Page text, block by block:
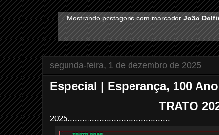
Mostrando postagens com marcadorJoão
segunda-feira, 1 de dezembro de 2025
Especial | Esperança, 100
TRATO
2025..........................................